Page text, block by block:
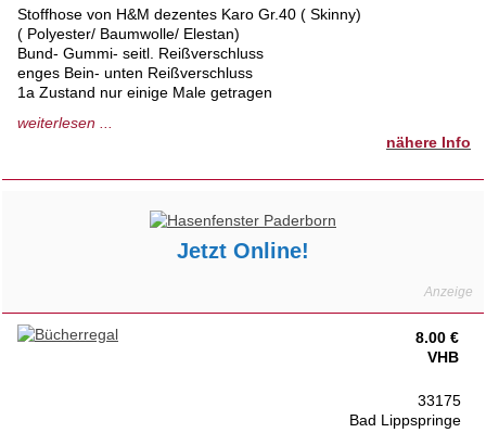
Stoffhose von H&M dezentes Karo Gr.40 ( Skinny)
( Polyester/ Baumwolle/ Elestan)
Bund- Gummi- seitl. Reißverschluss
enges Bein- unten Reißverschluss
1a Zustand nur einige Male getragen
Privatverkauf- keine Rücknahme
weiterlesen ...
nähere Info
Jetzt Online!
8.00 €
VHB
33175
Bad Lippspringe